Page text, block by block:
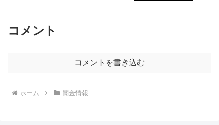
コメント
コメントを書き込む
ホーム 闇金情報